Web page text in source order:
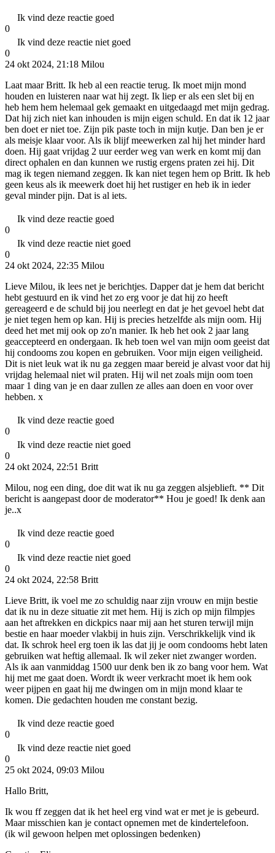
Ik vind deze reactie goed
0
Ik vind deze reactie niet goed
0
24 okt 2024, 21:18 Milou
Laat maar Britt. Ik heb al een reactie terug. Ik moet mijn mond
houden en luisteren naar wat hij zegt. Ik liep er als een slet bij en
heb hem hem helemaal gek gemaakt en uitgedaagd met mijn gedrag.
Dat hij zich niet kan inhouden is mijn eigen schuld. En dat ik 12 jaar
ben doet er niet toe. Zijn pik paste toch in mijn kutje. Dan ben je er
als meisje klaar voor. Als ik blijf meewerken zal hij het minder hard
doen. Hij gaat vrijdag 2 uur eerder weg van werk en komt mij dan
direct ophalen en dan kunnen we rustig ergens praten zei hij. Dit
mag ik tegen niemand zeggen. Ik kan niet tegen hem op Britt. Ik heb
geen keus als ik meewerk doet hij het rustiger en heb ik in ieder
geval minder pijn. Dat is al iets.
Ik vind deze reactie goed
0
Ik vind deze reactie niet goed
0
24 okt 2024, 22:35 Milou
Lieve Milou, ik lees net je berichtjes. Dapper dat je hem dat bericht
hebt gestuurd en ik vind het zo erg voor je dat hij zo heeft
gereageerd e de schuld bij jou neerlegt en dat je het gevoel hebt dat
je niet tegen hem op kan. Hij is precies hetzelfde als mijn oom. Hij
deed het met mij ook op zo'n manier. Ik heb het ook 2 jaar lang
geaccepteerd en ondergaan. Ik heb toen wel van mijn oom geeist dat
hij condooms zou kopen en gebruiken. Voor mijn eigen veiligheid.
Dit is niet leuk wat ik nu ga zeggen maar bereid je alvast voor dat hij
vrijdag helemaal niet wil praten. Hij wil net zoals mijn oom toen
maar 1 ding van je en daar zullen ze alles aan doen en voor over
hebben. x
Ik vind deze reactie goed
0
Ik vind deze reactie niet goed
0
24 okt 2024, 22:51 Britt
Milou, nog een ding, doe dit wat ik nu ga zeggen alsjeblieft. ** Dit
bericht is aangepast door de moderator** Hou je goed! Ik denk aan
je..x
Ik vind deze reactie goed
0
Ik vind deze reactie niet goed
0
24 okt 2024, 22:58 Britt
Lieve Britt, ik voel me zo schuldig naar zijn vrouw en mijn bestie
dat ik nu in deze situatie zit met hem. Hij is zich op mijn filmpjes
aan het aftrekken en dickpics naar mij aan het sturen terwijl mijn
bestie en haar moeder vlakbij in huis zijn. Verschrikkelijk vind ik
dat. Ik schrok heel erg toen ik las dat jij je oom condooms hebt laten
gebruiken wat heftig allemaal. Ik wil zeker niet zwanger worden.
Als ik aan vanmiddag 1500 uur denk ben ik zo bang voor hem. Wat
hij met me gaat doen. Wordt ik weer verkracht moet ik hem ook
weer pijpen en gaat hij me dwingen om in mijn mond klaar te
komen. Die gedachten houden me constant bezig.
Ik vind deze reactie goed
0
Ik vind deze reactie niet goed
0
25 okt 2024, 09:03 Milou
Hallo Britt,
Ik wou ff zeggen dat ik het heel erg vind wat er met je is gebeurd.
Maar misschien kan je contact opnemen met de kindertelefoon.
(ik wil gewoon helpen met oplossingen bedenken)